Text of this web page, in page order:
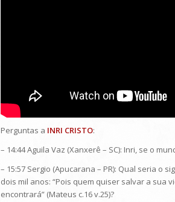
Perguntas a INRI CRISTO:
– 14:44 Aguila Vaz (Xanxerê – SC): Inri, se o
– 15:57 Sergio (Apucarana – PR): Qual seria o
dois mil anos: “Pois quem quiser salvar a sua
encontrará” (Mateus c.16 v.25)?